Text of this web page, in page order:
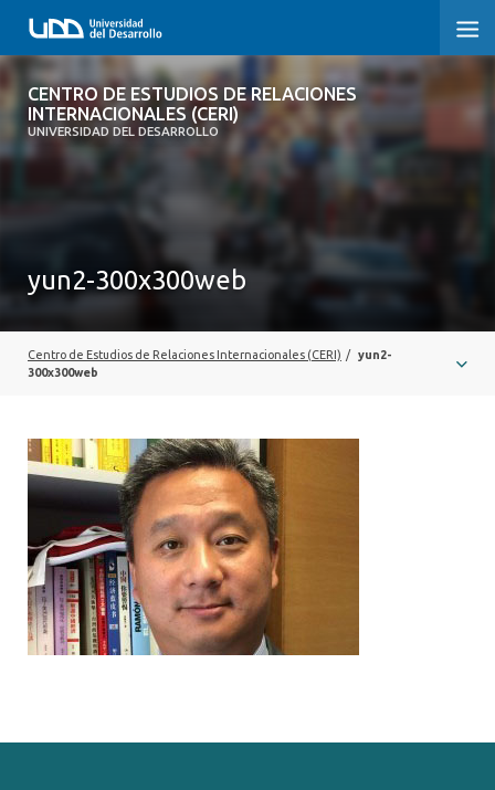
CENTRO DE ESTUDIOS DE RELACIONES
INTERNACIONALES (CERI)
UNIVERSIDAD DEL DESARROLLO
CENTRO DE ESTUDIOS DE RELACIONES
INTERNACIONALES (CERI)
INVESTIGACIÓN Y PUBLICACIONES
BOLETÍN PROSPECTIVA INTERNACIONAL
yun2-300x300web
Centro de Estudios de Relaciones Internacionales (CERI) / yun2-
300x300web